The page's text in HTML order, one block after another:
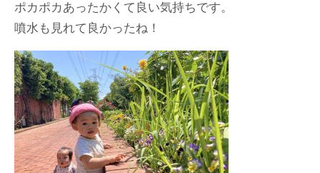
ポカポカあったかくて良い気持ちです。
噴水も見れて良かったね！